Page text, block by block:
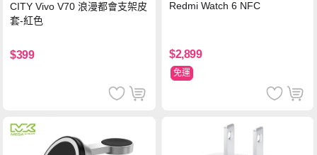
CITY Vivo V70 浪漫都會支架皮
套-紅色
$399
Redmi Watch 6 NFC
$2,899
免運